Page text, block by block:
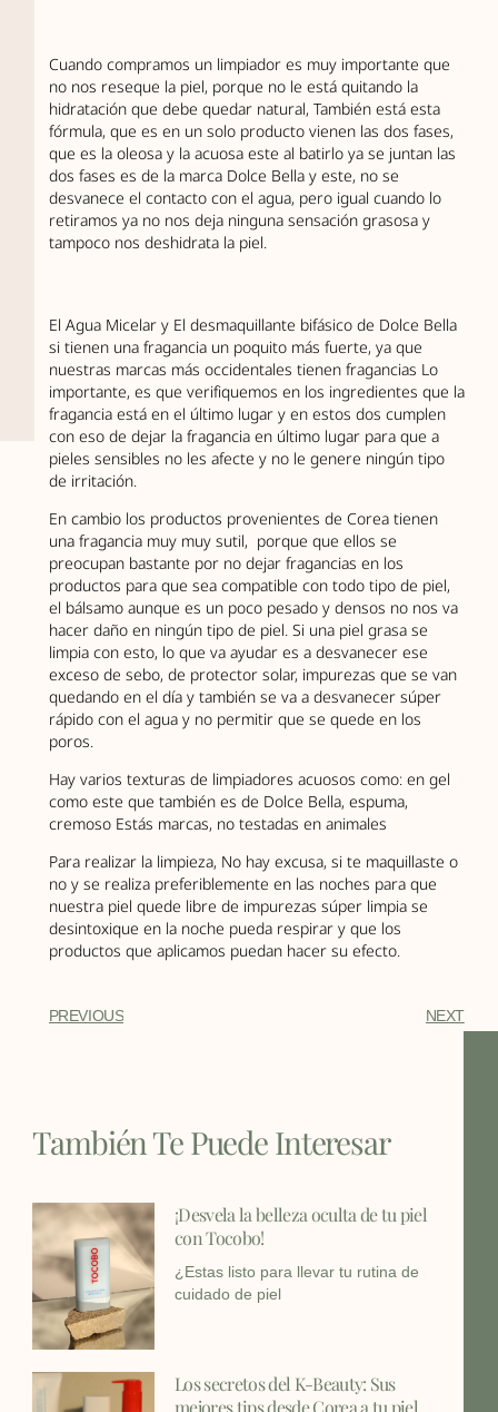
Cuando compramos un limpiador es muy importante que
no nos reseque la piel, porque no le está quitando la
hidratación que debe quedar natural, También está esta
fórmula, que es en un solo producto vienen las dos fases,
que es la oleosa y la acuosa este al batirlo ya se juntan las
dos fases es de la marca Dolce Bella y este, no se
desvanece el contacto con el agua, pero igual cuando lo
retiramos ya no nos deja ninguna sensación grasosa y
tampoco nos deshidrata la piel.
El Agua Micelar y El desmaquillante bifásico de Dolce Bella
si tienen una fragancia un poquito más fuerte, ya que
nuestras marcas más occidentales tienen fragancias Lo
importante, es que verifiquemos en los ingredientes que la
fragancia está en el último lugar y en estos dos cumplen
con eso de dejar la fragancia en último lugar para que a
pieles sensibles no les afecte y no le genere ningún tipo
de irritación.
En cambio los productos provenientes de Corea tienen
una fragancia muy muy sutil, porque que ellos se
preocupan bastante por no dejar fragancias en los
productos para que sea compatible con todo tipo de piel,
el bálsamo aunque es un poco pesado y densos no nos va
hacer daño en ningún tipo de piel. Si una piel grasa se
limpia con esto, lo que va ayudar es a desvanecer ese
exceso de sebo, de protector solar, impurezas que se van
quedando en el día y también se va a desvanecer súper
rápido con el agua y no permitir que se quede en los
poros.
Hay varios texturas de limpiadores acuosos como: en gel
como este que también es de Dolce Bella, espuma,
cremoso Estás marcas, no testadas en animales
Para realizar la limpieza, No hay excusa, si te maquillaste o
no y se realiza preferiblemente en las noches para que
nuestra piel quede libre de impurezas súper limpia se
desintoxique en la noche pueda respirar y que los
productos que aplicamos puedan hacer su efecto.
PREVIOUS NEXT
También Te Puede Interesar
¡Desvela la belleza oculta de tu piel
con Tocobo!
¿Estas listo para llevar tu rutina de
cuidado de piel
Los secretos del K-Beauty: Sus